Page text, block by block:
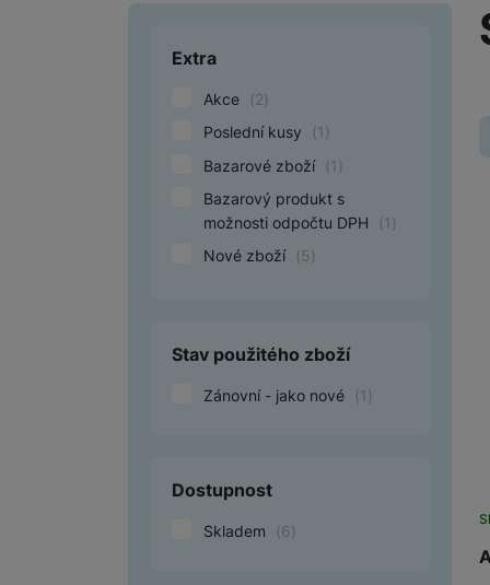
Televize
Audio
Domácí spotřebiče
Tablety
Foto
Počítače a notebooky
Příslušenství
Dárkové poukázky iSpace
Upřesnit
Extra
Akce (2)
Poslední kusy
(1 )
Bazarové zboží (1 )
Bazarový produkt s
možnosti odpočtu DPH
(1 )
Nové zboží (5)
Stav použitého zboží
Zánovní - jako nové (1 )
Dostupnost
Skladem (6)